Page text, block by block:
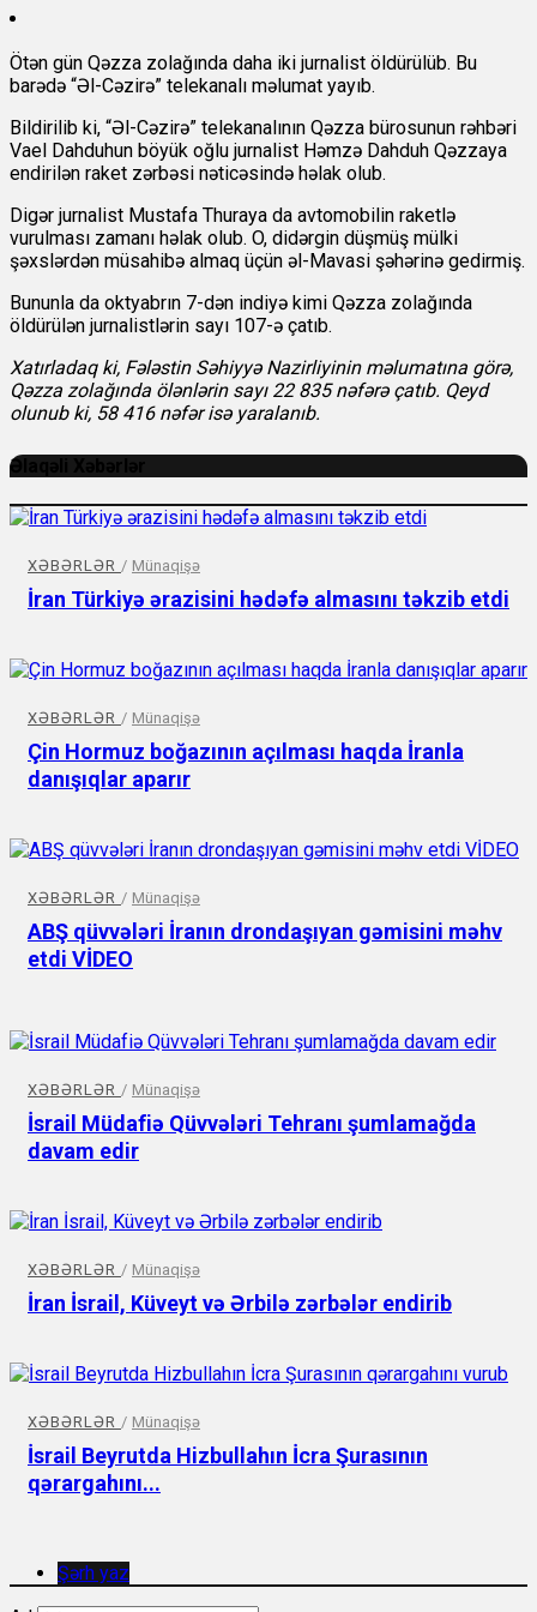
Ötən gün Qəzza zolağında daha iki jurnalist öldürülüb. Bu
barədə “Əl-Cəzirə” telekanalı məlumat yayıb.
Bildirilib ki, “Əl-Cəzirə” telekanalının Qəzza bürosunun rəhbəri
Vael Dahduhun böyük oğlu jurnalist Həmzə Dahduh Qəzzaya
endirilən raket zərbəsi nəticəsində həlak olub.
Digər jurnalist Mustafa Thuraya da avtomobilin raketlə
vurulması zamanı həlak olub. O, didərgin düşmüş mülki
şəxslərdən müsahibə almaq üçün əl-Mavasi şəhərinə gedirmiş.
Bununla da oktyabrın 7-dən indiyə kimi Qəzza zolağında
öldürülən jurnalistlərin sayı 107-ə çatıb.
Xatırladaq ki, Fələstin Səhiyyə Nazirliyinin məlumatına görə,
Qəzza zolağında ölənlərin sayı 22 835 nəfərə çatıb. Qeyd
olunub ki, 58 416 nəfər isə yaralanıb.
Əlaqəli Xəbərlər
XƏBƏRLƏR / Münaqişə
İran Türkiyə ərazisini hədəfə almasını təkzib etdi
XƏBƏRLƏR / Münaqişə
Çin Hormuz boğazının açılması haqda İranla
danışıqlar aparır
XƏBƏRLƏR / Münaqişə
ABŞ qüvvələri İranın drondaşıyan gəmisini məhv
etdi VİDEO
XƏBƏRLƏR / Münaqişə
İsrail Müdafiə Qüvvələri Tehranı şumlamağda
davam edir
XƏBƏRLƏR / Münaqişə
İran İsrail, Küveyt və Ərbilə zərbələr endirib
XƏBƏRLƏR / Münaqişə
İsrail Beyrutda Hizbullahın İcra Şurasının
qərargahını...
Şərh yaz